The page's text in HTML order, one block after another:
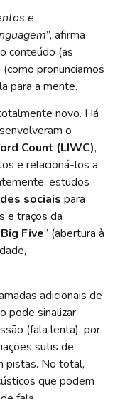
e
”, afirma
conteúdo (as
pronunciamos
para a mente.
novo. Há
o
Count (LIWC),
e relacioná-los a
estudos
sociais para
e traços da
Big Five” (abertura à
adicionais de
pode sinalizar
(fala lenta), por
sutis de
pistas. No total,
que podem